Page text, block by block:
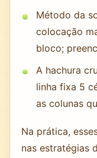
Método da
colocação
bloco;
A hachura
linha fixa 5
as colunas
Na prática,
nas estratégias